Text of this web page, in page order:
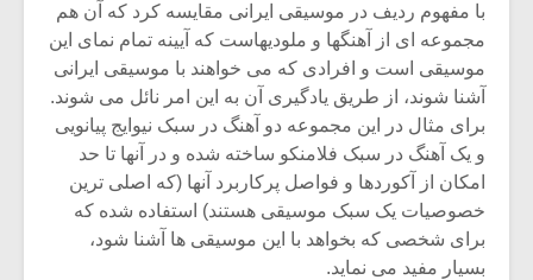
با مفهوم ردیف در موسیقی ایرانی مقایسه کرد که آن هم
مجموعه ای از آهنگها و ملودیهاست که آیینه تمام نمای این
موسیقی است و افرادی که می خواهند با موسیقی ایرانی
آشنا شوند، از طریق یادگیری آن به این امر نائل می شوند.
برای مثال در این مجموعه دو آهنگ در سبک نیوایج پیانویی
و یک آهنگ در سبک فلامنکو ساخته شده و در آنها تا حد
امکان از آکوردها و فواصل پرکاربرد آنها (که اصلی ترین
خصوصیات یک سبک موسیقی هستند) استفاده شده که
برای شخصی که بخواهد با این موسیقی ها آشنا شود،
بسیار مفید می نماید.